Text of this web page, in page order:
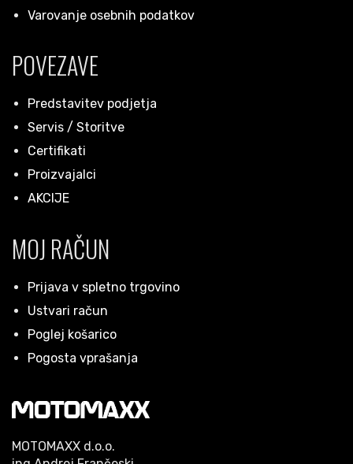
Varovanje osebnih podatkov
POVEZAVE
Predstavitev podjetja
Servis / Storitve
Certifikati
Proizvajalci
AKCIJE
MOJ RAČUN
Prijava v spletno trgovino
Ustvari račun
Poglej košarico
Pogosta vprašanja
MOTOMAXX d.o.o.